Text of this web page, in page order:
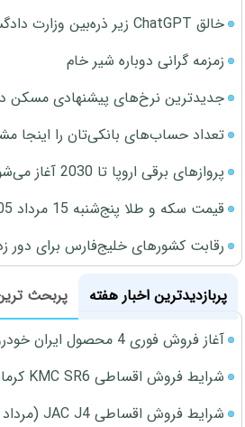
خالق ChatGPT زیر ذره‌بین وزارت دادگستری آمریکا
زمزمه گرانی دوباره شیر خام
جدیدترین نرخ‌های پیشنهادی مسکن در 10 محله
تعداد حساب‌های بانکی‌تان را اینجا
پروازهای برقی اروپا تا 2030 آغاز می‌شود
قیمت سکه و طلا پنج‌شنبه 15 مرداد 1405
رقابت کشورهای خلیج‌فارس برای دور
پربازدیدترین اخبار هفته
پربحث
آغاز فروش فوری 4 محصول ایران خودرو در نمایندگی‌ها
شرایط فروش اقساطی KMC SR6 کرمان موتور اعلام شد
شرایط فروش اقساطی JAC J4 (مرداد 1405)